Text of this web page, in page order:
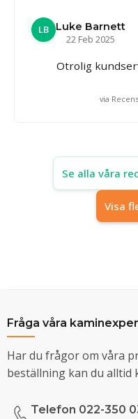
LB
Luke Barnett
22 Feb 2025
Otrolig
via
Se alla våra
Visa
Fråga våra
Har du frågor om våra
beställning kan du alltid
Telefon 022-350